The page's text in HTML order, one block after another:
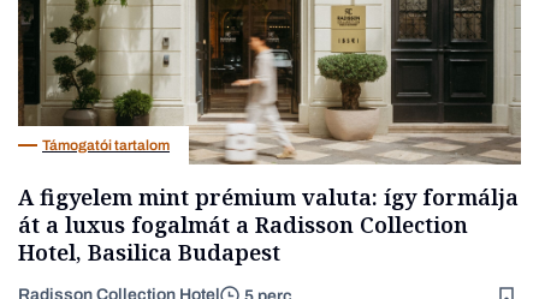
Támogatói tartalom
A figyelem mint prémium valuta: így formálja
át a luxus fogalmát a Radisson Collection
Hotel, Basilica Budapest
Radisson Collection Hotel